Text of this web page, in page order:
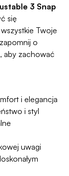
3 Snap
się
Twoje
o
aby zachować
i elegancja
i styl
uwagi